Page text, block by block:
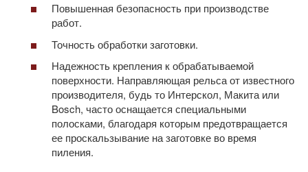
Повышенная безопасность при производстве
работ.
Точность обработки заготовки.
Надежность крепления к обрабатываемой
поверхности. Направляющая рельса от известного
производителя, будь то Интерскол, Макита или
Bosch, часто оснащается специальными
полосками, благодаря которым предотвращается
ее проскальзывание на заготовке во время
пиления.